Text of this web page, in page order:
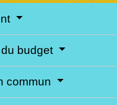
budget
commun